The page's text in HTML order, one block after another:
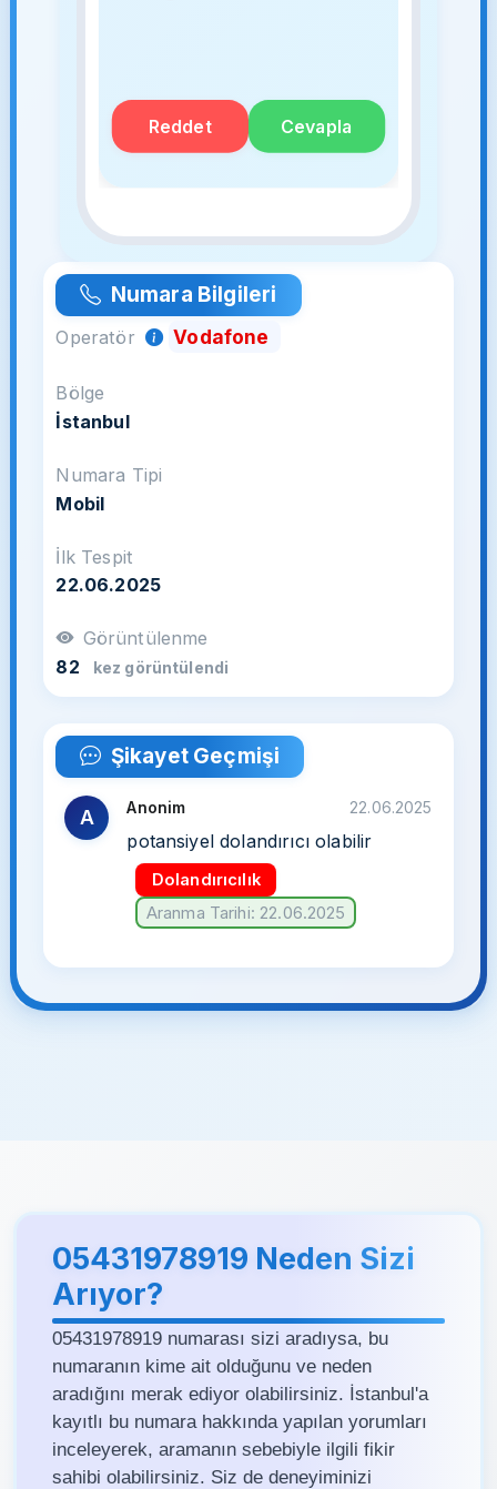
Reddet Cevapla
Numara Bilgileri
Operatör Vodafone
Bölge
İstanbul
Numara Tipi
Mobil
İlk Tespit
22.06.2025
Görüntülenme
82
kez görüntülendi
Şikayet Geçmişi
A Anonim 22.06.2025
potansiyel dolandırıcı olabilir
Dolandırıcılık
Aranma Tarihi: 22.06.2025
05431978919 Neden Sizi
Arıyor?
05431978919 numarası sizi aradıysa, bu
numaranın kime ait olduğunu ve neden
aradığını merak ediyor olabilirsiniz. İstanbul'a
kayıtlı bu numara hakkında yapılan yorumları
inceleyerek, aramanın sebebiyle ilgili fikir
sahibi olabilirsiniz. Siz de deneyiminizi